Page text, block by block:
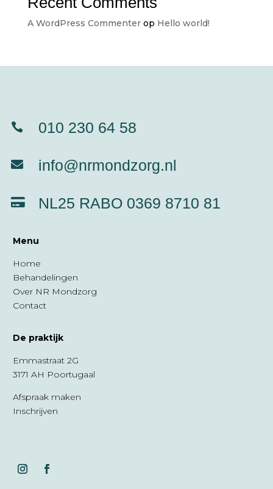
A WordPress Commenterop Hello world!
 010 230 64 58
 info@nrmondzorg.nl
 NL25 RABO 0369 8710 81
Menu
Home
Behandelingen
Over NR Mondzorg
Contact
De praktijk
Emmastraat 2G
3171 AH Poortugaal
Afspraak maken
Inschrijven